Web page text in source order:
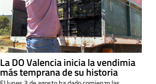
La DO Valencia inicia la vendimia
más temprana de su historia